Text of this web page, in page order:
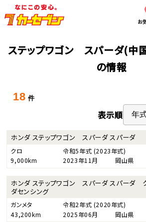
お
ステップワゴン スパーダ(中
の情報
18 件
表示順
ホンダ ステップワゴン スパーダ スパーダ
クロ 令和5年式 (2023年式)
9,000km
2023年11月 岡山県
ホンダ ステップワゴン スパーダ スパーダ
ダセンシング
ガンメタ 令和2年式 (2020年式)
43,200km
2025年06月 岡山県